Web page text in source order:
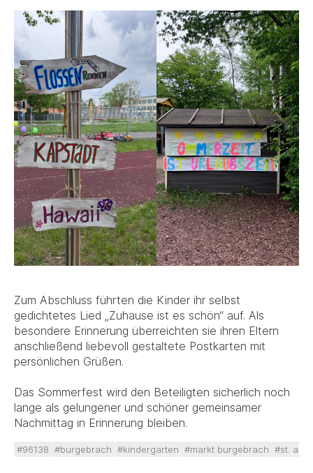
Zum Abschluss führten die Kinder ihr selbst
gedichtetes Lied „Zuhause ist es schön“ auf. Als
besondere Erinnerung überreichten sie ihren Eltern
anschließend liebevoll gestaltete Postkarten mit
persönlichen Grüßen.
Das Sommerfest wird den Beteiligten sicherlich noch
lange als gelungener und schöner gemeinsamer
Nachmittag in Erinnerung bleiben.
#96138 #burgebrach #kindergarten #markt burgebrach #st.